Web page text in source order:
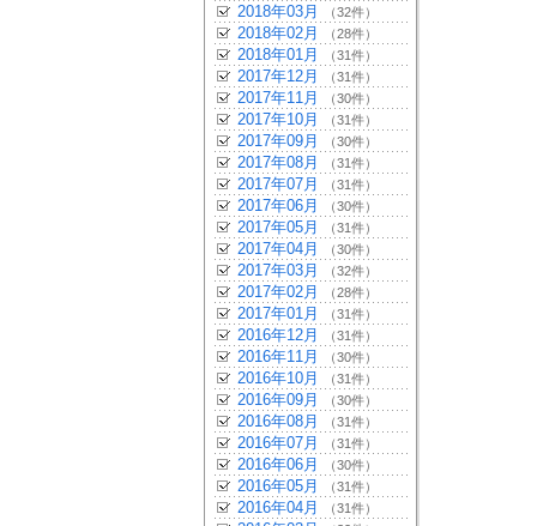
2018年03月 （32件）
2018年02月 （28件）
2018年01月 （31件）
2017年12月 （31件）
2017年11月 （30件）
2017年10月 （31件）
2017年09月 （30件）
2017年08月 （31件）
2017年07月 （31件）
2017年06月 （30件）
2017年05月 （31件）
2017年04月 （30件）
2017年03月 （32件）
2017年02月 （28件）
2017年01月 （31件）
2016年12月 （31件）
2016年11月 （30件）
2016年10月 （31件）
2016年09月 （30件）
2016年08月 （31件）
2016年07月 （31件）
2016年06月 （30件）
2016年05月 （31件）
2016年04月 （31件）